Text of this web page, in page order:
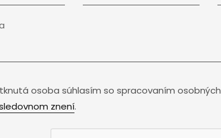
osoba súhlasím so spracovaním osobných
znení.